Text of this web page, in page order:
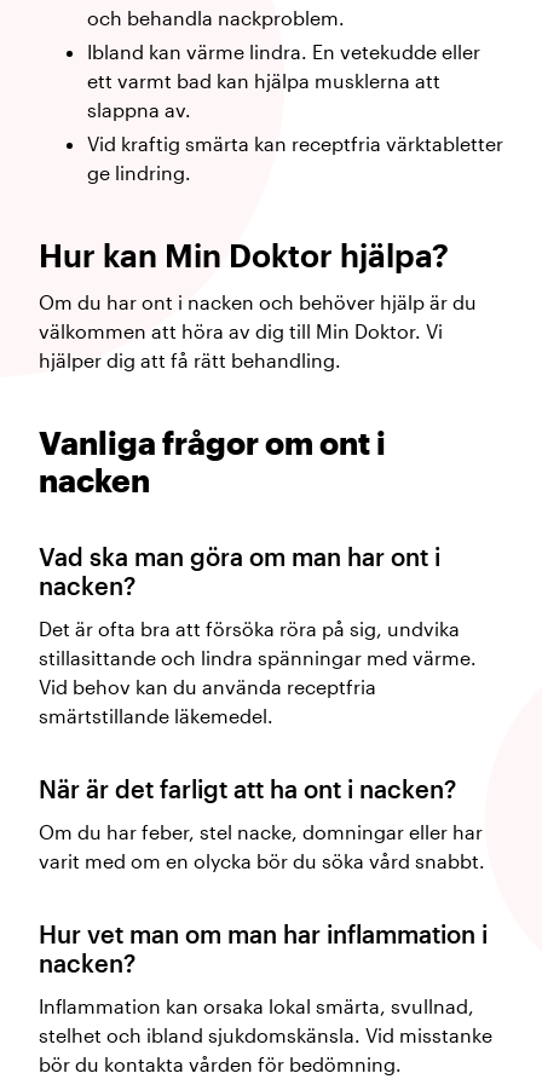
och behandla nackproblem.
Ibland kan värme lindra. En vetekudde eller
ett varmt bad kan hjälpa musklerna att
slappna av.
Vid kraftig smärta kan receptfria värktabletter
ge lindring.
Hur kan Min Doktor hjälpa?
Om du har ont i nacken och behöver hjälp är du
välkommen att höra av dig till Min Doktor. Vi
hjälper dig att få rätt behandling.
Vanliga frågor om ont i
nacken
Vad ska man göra om man har ont i
nacken?
Det är ofta bra att försöka röra på sig, undvika
stillasittande och lindra spänningar med värme.
Vid behov kan du använda receptfria
smärtstillande läkemedel.
När är det farligt att ha ont i nacken?
Om du har feber, stel nacke, domningar eller har
varit med om en olycka bör du söka vård snabbt.
Hur vet man om man har inflammation i
nacken?
Inflammation kan orsaka lokal smärta, svullnad,
stelhet och ibland sjukdomskänsla. Vid misstanke
bör du kontakta vården för bedömning.